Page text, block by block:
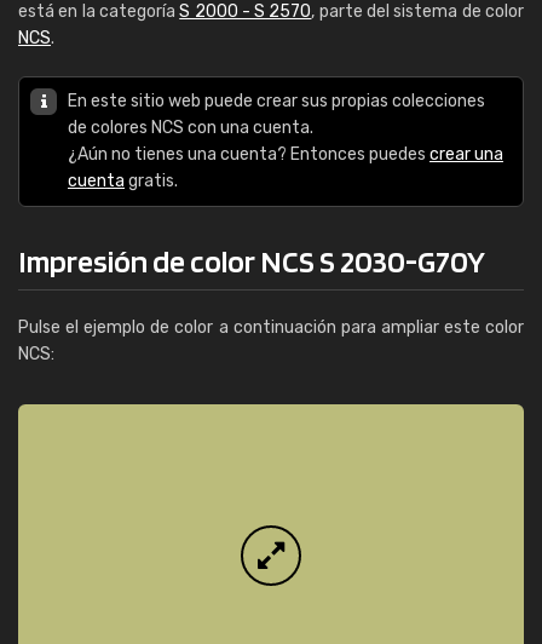
está en la categoríaS 2000 - S 2570, parte del sistema de color
NCS.
En este sitio web puede crear sus propias colecciones
de colores NCS con una cuenta.
¿Aún no tienes una cuenta? Entonces puedes crear una
cuenta gratis.
Impresión de color NCS S 2030-G70Y
Pulse el ejemplo de color a continuación para ampliar este color
NCS: